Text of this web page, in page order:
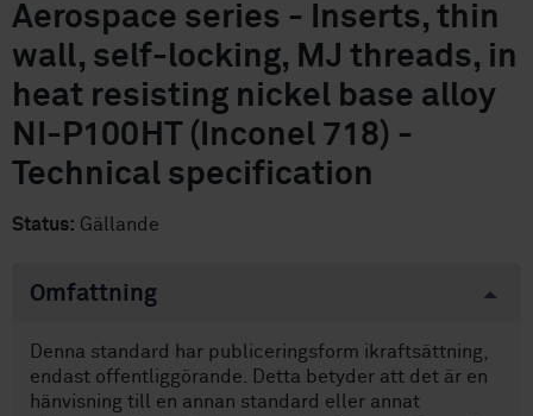
Aerospace series - Inserts, thin
wall, self-locking, MJ threads, in
heat resisting nickel base alloy
NI-P100HT (Inconel 718) -
Technical specification
Status: Gällande
Omfattning
Denna standard har publiceringsform ikraftsättning,
endast offentliggörande. Detta betyder att det är en
hänvisning till en annan standard eller annat